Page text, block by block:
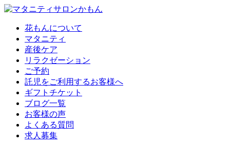
花もんについて
マタニティ
産後ケア
リラクゼーション
ご予約
託児をご利用するお客様へ
ギフトチケット
ブログ一覧
お客様の声
よくある質問
求人募集